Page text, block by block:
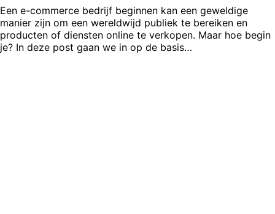
Een e-commerce bedrijf beginnen kan een geweldige
manier zijn om een wereldwijd publiek te bereiken en
producten of diensten online te verkopen. Maar hoe begin
je? In deze post gaan we in op de basis…